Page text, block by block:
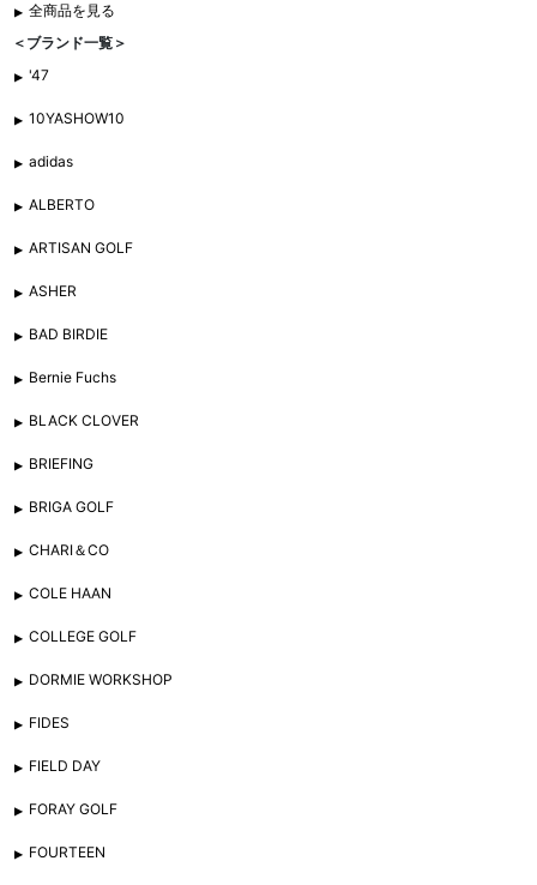
全商品を見る
＜ブランド一覧＞
'47
10YASHOW10
adidas
ALBERTO
ARTISAN GOLF
ASHER
BAD BIRDIE
Bernie Fuchs
BLACK CLOVER
BRIEFING
BRIGA GOLF
CHARI＆CO
COLE HAAN
COLLEGE GOLF
DORMIE WORKSHOP
FIDES
FIELD DAY
FORAY GOLF
FOURTEEN